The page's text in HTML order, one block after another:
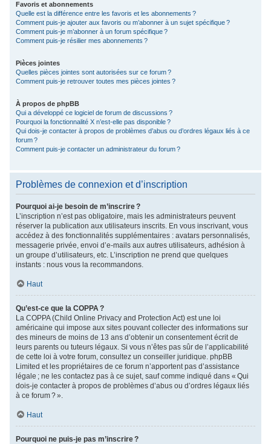
Favoris et abonnements
Quelle est la différence entre les favoris et les abonnements ?
Comment puis-je ajouter aux favoris ou m’abonner à un sujet spécifique ?
Comment puis-je m’abonner à un forum spécifique ?
Comment puis-je résilier mes abonnements ?
Pièces jointes
Quelles pièces jointes sont autorisées sur ce forum ?
Comment puis-je retrouver toutes mes pièces jointes ?
À propos de phpBB
Qui a développé ce logiciel de forum de discussions ?
Pourquoi la fonctionnalité X n’est-elle pas disponible ?
Qui dois-je contacter à propos de problèmes d’abus ou d’ordres légaux liés à ce
forum ?
Comment puis-je contacter un administrateur du forum ?
Problèmes de connexion et d’inscription
Pourquoi ai-je besoin de m’inscrire ?
L’inscription n’est pas obligatoire, mais les administrateurs peuvent
réserver la publication aux utilisateurs inscrits. En vous inscrivant, vous
accédez à des fonctionnalités supplémentaires : avatars personnalisés,
messagerie privée, envoi d’e-mails aux autres utilisateurs, adhésion à
un groupe d’utilisateurs, etc. L’inscription ne prend que quelques
instants : nous vous la recommandons.
Haut
Qu’est-ce que la COPPA ?
La COPPA (Child Online Privacy and Protection Act) est une loi
américaine qui impose aux sites pouvant collecter des informations sur
des mineurs de moins de 13 ans d’obtenir un consentement écrit de
leurs parents ou tuteurs légaux. Si vous n’êtes pas sûr de l’applicabilité
de cette loi à votre forum, consultez un conseiller juridique. phpBB
Limited et les propriétaires de ce forum n’apportent pas d’assistance
légale ; ne les contactez pas à ce sujet, sauf comme indiqué dans « Qui
dois-je contacter à propos de problèmes d’abus ou d’ordres légaux liés
à ce forum ? ».
Haut
Pourquoi ne puis-je pas m’inscrire ?